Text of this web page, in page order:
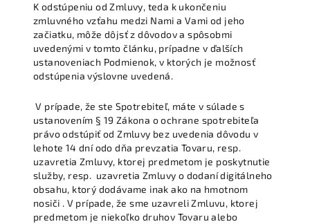
K odstúpeniu od Zmluvy, teda k ukončeniu
zmluvného vzťahu medzi Nami a Vami od jeho
začiatku, môže dôjsť z dôvodov a spôsobmi
uvedenými v tomto článku, prípadne v ďalších
ustanoveniach Podmienok, v ktorých je možnosť
odstúpenia výslovne uvedená.
V prípade, že ste Spotrebiteľ, máte v súlade s
ustanovením § 19 Zákona o ochrane spotrebiteľa
právo odstúpiť od Zmluvy bez uvedenia dôvodu v
lehote 14 dní odo dňa prevzatia Tovaru, resp.
uzavretia Zmluvy, ktorej predmetom je poskytnutie
služby, resp. uzavretia Zmluvy o dodaní digitálneho
obsahu, ktorý dodávame inak ako na hmotnom
nosiči . V prípade, že sme uzavreli Zmluvu, ktorej
predmetom je niekoľko druhov Tovaru alebo